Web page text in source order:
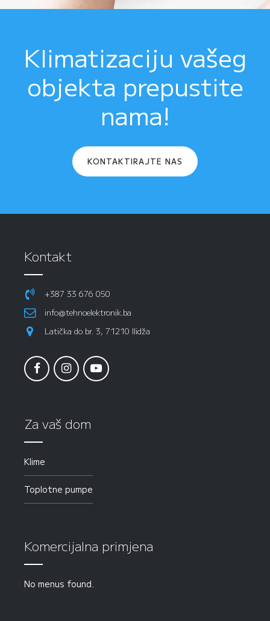
Klimatizaciju vašeg
objekta prepustite
nama!
KONTAKTIRAJTE NAS
Kontakt
+387 33 676 050
info@tehnoelektronik.ba
Latička do br. 3, 71210 Ilidža
Za vaš dom
Klime
Toplotne pumpe
Komercijalna primjena
No menus found.